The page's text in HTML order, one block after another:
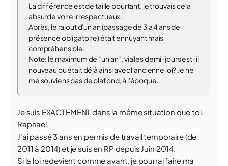
La différence est de taille pourtant. je trouvais cela
absurde voire irrespectueux.
Après, le rajout d'un an (passage de 3 a 4 ans de
présence obligatoire) était ennuyant mais
compréhensible.
Note: le maximum de "un an", via les demi-jours est-il
nouveau ou était déjà ainsi avec l'ancienne loi? Je ne
me souviens pas de plafond, à l'époque.
Je suis EXACTEMENT dans la même situation que toi,
Raphael.
J'ai passé 3 ans en permis de travail temporaire (de
2011 à 2014) et je suis en RP depuis Juin 2014.
Si la loi redevient comme avant, je pourrai faire ma